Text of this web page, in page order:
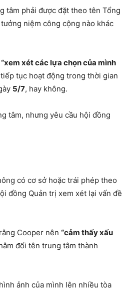
tâm phải được đặt theo tên Tổng
niệm công cộng nào khác
“xem xét các lựa chọn của mình
tục hoạt động trong thời gian
5/7, hay không.
tâm, nhưng yêu cầu hội đồng
có cơ sở hoặc trái phép theo
đồng Quản trị xem xét lại vấn đề
Cooper nên “cảm thấy xấu
đổi tên trung tâm thành
ảnh của mình lên nhiều tòa